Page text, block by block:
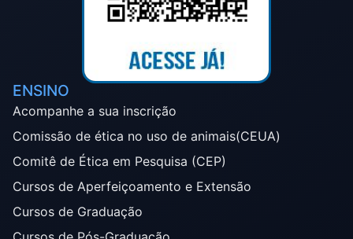
ENSINO
Acompanhe a sua inscrição
Comissão de ética no uso de animais(CEUA)
Comitê de Ética em Pesquisa (CEP)
Cursos de Aperfeiçoamento e Extensão
Cursos de Graduação